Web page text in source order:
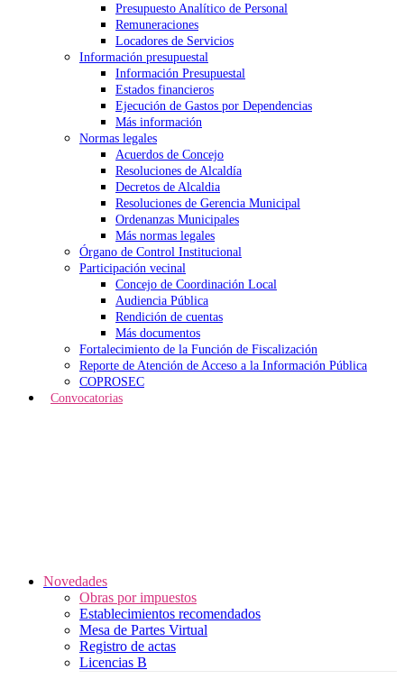
Presupuesto Analítico de Personal
Remuneraciones
Locadores de Servicios
Información presupuestal
Información Presupuestal
Estados financieros
Ejecución de Gastos por Dependencias
Más información
Normas legales
Acuerdos de Concejo
Resoluciones de Alcaldía
Decretos de Alcaldia
Resoluciones de Gerencia Municipal
Ordenanzas Municipales
Más normas legales
Órgano de Control Institucional
Participación vecinal
Concejo de Coordinación Local
Audiencia Pública
Rendición de cuentas
Más documentos
Fortalecimiento de la Función de Fiscalización
Reporte de Atención de Acceso a la Información Pública
COPROSEC
Convocatorias
Novedades
Obras por impuestos
Establecimientos recomendados
Mesa de Partes Virtual
Registro de actas
Licencias B